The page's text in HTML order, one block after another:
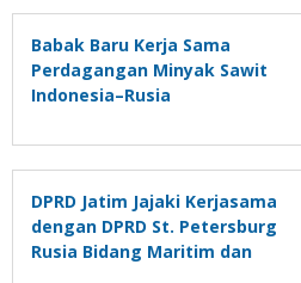
Babak Baru Kerja Sama
Perdagangan Minyak Sawit
Indonesia–Rusia
DPRD Jatim Jajaki Kerjasama
dengan DPRD St. Petersburg
Rusia Bidang Maritim dan